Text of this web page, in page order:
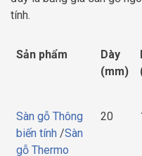
tính.
Sản phẩm
Dày
(mm)
Sàn gỗ Thông
biến tính /Sàn
gỗ Thermo
20